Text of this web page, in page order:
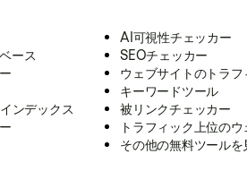
ース
ンデックス
AI可視性チェッカー
SEOチェッカー
ウェブサイトのトラ
キーワードツール
被リンクチェッカー
トラフィック上位の
その他の無料ツールを